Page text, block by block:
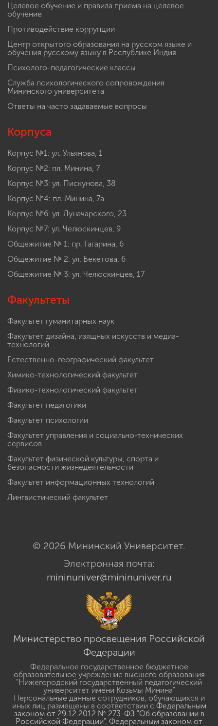
Целевое обучение и правила приема на целевое
обучение
Противодействие коррупции
Центр открытого образования на русском языке и
обучения русскому языку в Республике Индия
Психолого-педагогические классы
Служба психологического сопровождения
Мининского университета
Ответы на часто задаваемые вопросы
Корпуса
Корпус №1: ул. Ульянова, 1
Корпус №2: пл. Минина, 7
Корпус №3: ул. Пискунова, 38
Корпус №4: пл. Минина, 7а
Корпус №6: ул. Луначарского, 23
Корпус №7: ул. Челюскинцев, 9
Общежитие № 1: пр. Гагарина, 6
Общежитие № 2: ул. Бекетова, 6
Общежитие № 3: ул. Челюскинцев, 17
Факультеты
Факультет гуманитарных наук
Факультет дизайна, изящных искусств и медиа-
технологий
Естественно-географический факультет
Химико-технологический факультет
Физико-технологический факультет
Факультет педагогики
Факультет психологии
Факультет управления и социально-технических
сервисов
Факультет физической культуры, спорта и
безопасности жизнедеятельности
Факультет информационных технологий
Лингвистический факультет
© 2026 Мининский Университет.
Электронная почта:
mininuniver@mininuniver.ru
Министерство просвещения Российской
Федерации
Федеральное государственное бюджетное
образовательное учреждение высшего образования
"Нижегородский государственный педагогический
университет имени Козьмы Минина"
Персональные данные сотрудников, обучающихся и
иных лиц размещены в соответствии с Федеральным
законом от 29.12.2012 № 273-ФЗ "Об образовании в
Российской Федерации", Федеральным законом от